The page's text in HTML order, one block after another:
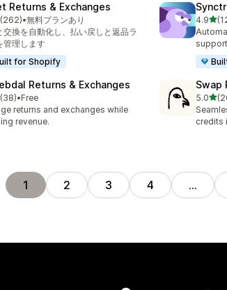
Returns & Exchanges
星中
(262)
ビュー数：262件
•無料プランあり
交換を自動化し、払い戻しと返品ラ
管理します
for Shopify
4.95つ
合計レ
Returns & Exchanges
星中
(38)
ビュー数：38件
•Free
returns and exchanges while
revenue.
Swap
5.05つ
合計レ
credits
1 2 3 4 …